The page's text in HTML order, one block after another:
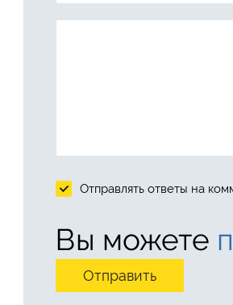
Отправлять ответы на
Вы можете